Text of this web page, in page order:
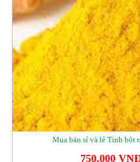
Mua bán sỉ và lẻ Tinh bột
750,000